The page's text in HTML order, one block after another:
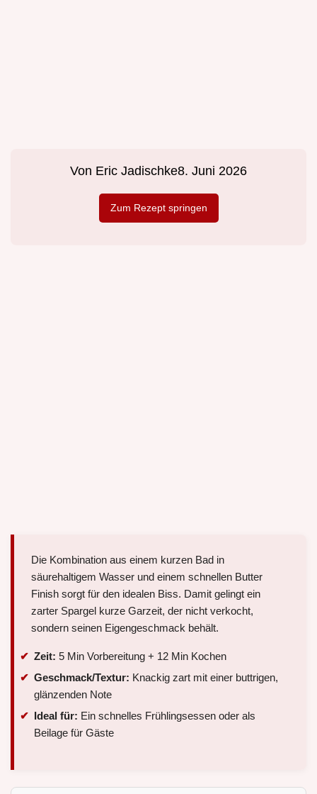
Von Eric Jadischke8. Juni 2026
Zum Rezept springen
Die Kombination aus einem kurzen Bad in
säurehaltigem Wasser und einem schnellen Butter
Finish sorgt für den idealen Biss. Damit gelingt ein
zarter Spargel kurze Garzeit, der nicht verkocht,
sondern seinen Eigengeschmack behält.
Zeit: 5 Min Vorbereitung + 12 Min Kochen
Geschmack/Textur: Knackig zart mit einer buttrigen,
glänzenden Note
Ideal für: Ein schnelles Frühlingsessen oder als
Beilage für Gäste